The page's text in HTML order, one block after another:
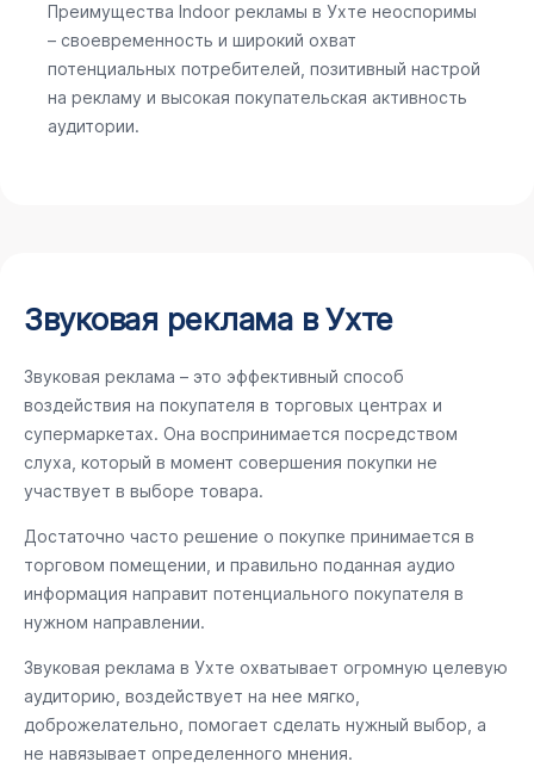
Преимущества Indoor рекламы в Ухте неоспоримы
– своевременность и широкий охват
потенциальных потребителей, позитивный настрой
на рекламу и высокая покупательская активность
аудитории.
Звуковая реклама в Ухте
Звуковая реклама – это эффективный способ
воздействия на покупателя в торговых центрах и
супермаркетах. Она воспринимается посредством
слуха, который в момент совершения покупки не
участвует в выборе товара.
Достаточно часто решение о покупке принимается в
торговом помещении, и правильно поданная аудио
информация направит потенциального покупателя в
нужном направлении.
Звуковая реклама в Ухте охватывает огромную целевую
аудиторию, воздействует на нее мягко,
доброжелательно, помогает сделать нужный выбор, а
не навязывает определенного мнения.